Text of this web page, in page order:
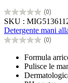
(0)
0.0
su
5
stelle.
SKU :
Detergente mani
(0)
0.0
stelle.
Formula
Pulisce le